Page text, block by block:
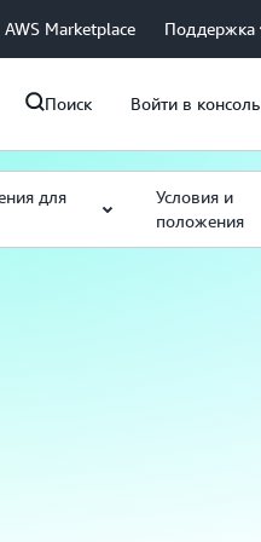
AWS Marketplace Поддержка
Поиск Войти в консоль
для
Условия и
положения